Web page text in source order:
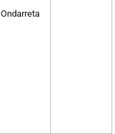
Ondarreta